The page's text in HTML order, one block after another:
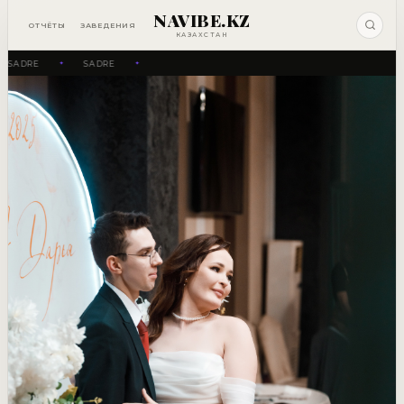
ОТЧЁТЫ ЗАВЕДЕНИЯ NAVIBE.KZ
КАЗАХСТАН
SADRE SADRE